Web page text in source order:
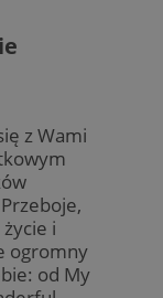
z Wami
i
ogromny
od My